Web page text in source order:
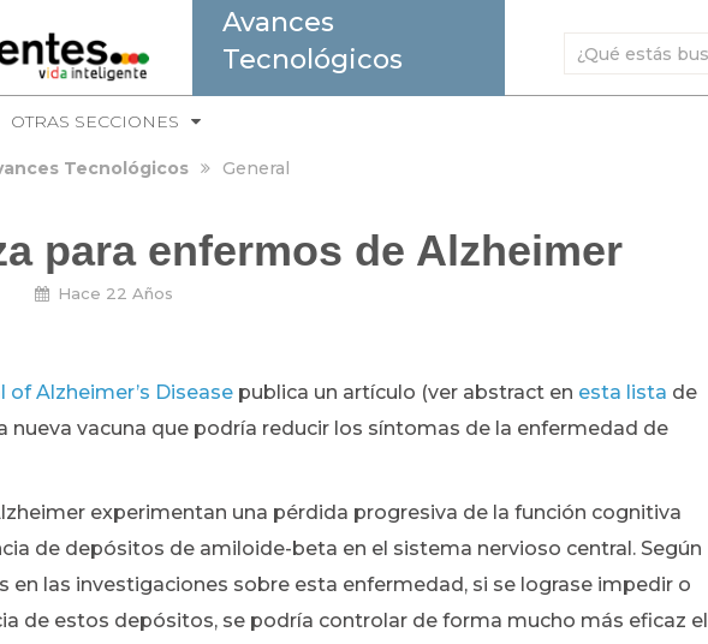
Avances
Tecnológicos
OTRAS SECCIONES
Tecnológicos General
para enfermos de Alzheimer
Hace 22 Años
of Alzheimer’s Disease publica un artículo (ver abstract en esta lista de
nueva vacuna que podría reducir los síntomas de la enfermedad de
experimentan una pérdida progresiva de la función cognitiva
de depósitos de amiloide-beta en el sistema nervioso central. Según
en las investigaciones sobre esta enfermedad, si se lograse impedir o
de estos depósitos, se podría controlar de forma mucho más eficaz el